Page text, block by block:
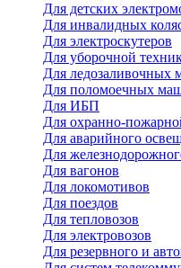
Для детских
Для инвалидных
Для электроскутеров
Для уборочной
Для ледозаливочных
Для поломоечных
Для ИБП
Для охранно-
Для аварийного
Для
Для вагонов
Для локомотивов
Для поездов
Для тепловозов
Для электровозов
Для резервного и